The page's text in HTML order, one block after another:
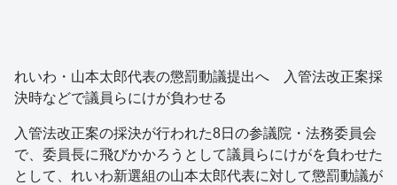
れいわ・山本太郎代表の懲罰動議提出へ 入管法改正案採
決時などで議員らにけが負わせる
入管法改正案の採決が行われた8日の参議院・法務委員会
で、委員長に飛びかかろうとして議員らにけがを負わせた
として、れいわ新選組の山本太郎代表に対して懲罰動議が